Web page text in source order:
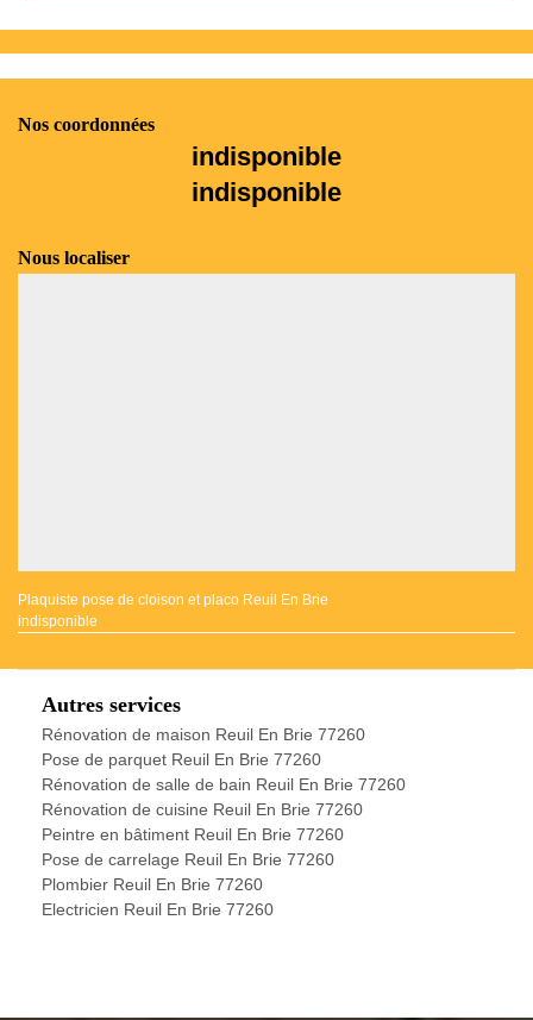
Nos coordonnées
indisponible
indisponible
Nous localiser
Plaquiste pose de cloison et placo Reuil En Brie
indisponible
Autres services
Rénovation de maison Reuil En Brie 77260
Pose de parquet Reuil En Brie 77260
Rénovation de salle de bain Reuil En Brie 77260
Rénovation de cuisine Reuil En Brie 77260
Peintre en bâtiment Reuil En Brie 77260
Pose de carrelage Reuil En Brie 77260
Plombier Reuil En Brie 77260
Electricien Reuil En Brie 77260